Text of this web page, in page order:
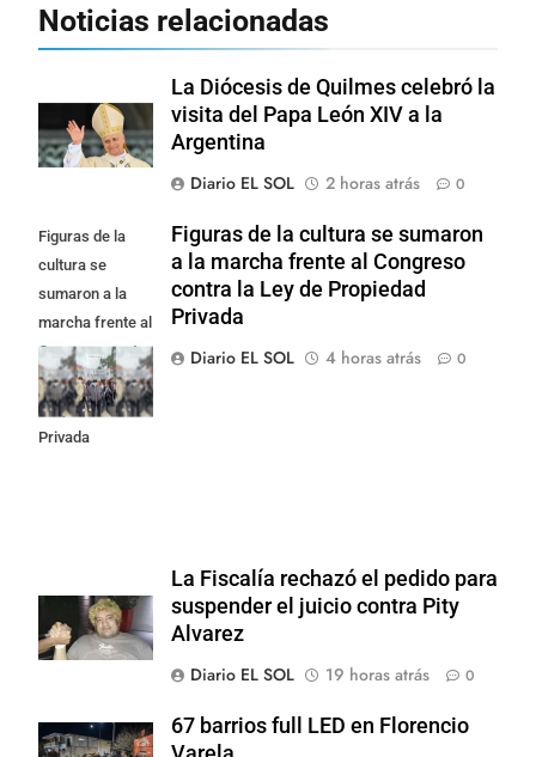
Noticias relacionadas
La Diócesis de Quilmes celebró la
visita del Papa León XIV a la
Argentina
Diario EL SOL
2 horas atrás 0
Figuras de la
cultura se
sumaron a la
marcha frente al
Congreso contra
la Ley de
Propiedad
Privada
Figuras de la cultura se sumaron
a la marcha frente al Congreso
contra la Ley de Propiedad
Privada
Diario EL SOL
4 horas atrás 0
La Fiscalía rechazó el pedido para
suspender el juicio contra Pity
Alvarez
Diario EL SOL
19 horas atrás 0
67 barrios full LED en Florencio